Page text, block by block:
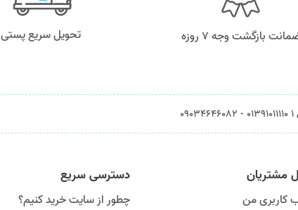
بازگشت وجه ۷ روزه تحویل سریع پستی
مشتریان
کاربری من
دسترسی سریع
چطور از سایت خرید کنیم؟